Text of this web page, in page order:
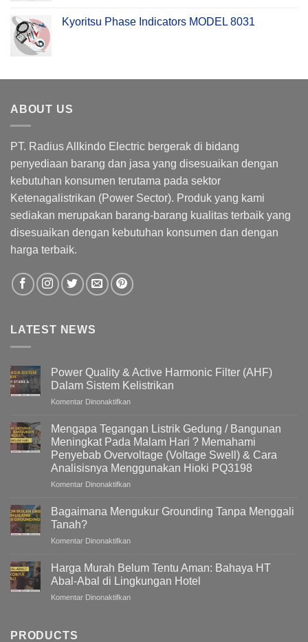
Kyoritsu Phase Indicators MODEL 8031
ABOUT US
PT. Radius Allkindo Electric bergerak di bidang
penyediaan barang dan jasa yang disesuaikan dengan
kebutuhan konsumen terutama pada sektor
Ketenagalistrikan (Power Sector). Produk yang kami
sediakan merupakan barang-barang kualitas terbaik yang
disesuaikan dengan kebutuhan konsumen dan dengan
harga terbaik.
LATEST NEWS
Power Quality & Active Harmonic Filter (AHF)
Dalam Sistem Kelistrikan
Komentar Dinonaktifkanpada
Quality
&
Active
Harmonic
Filter
(AHF)
Sistem
Kelistrikan
Mengapa Tegangan Listrik Gedung / Bangunan
Meningkat Pada Malam Hari ? Memahami
Penyebab Overvoltage (Voltage Swell) & Cara
Analisisnya Menggunakan Hioki PQ3198
Komentar Dinonaktifkanpada
Tegangan
Listrik
/
Meningkat
Pada
Malam
Hari
Bagaimana Mengukur Grounding Tanpa Menggali
Tanah?
Komentar Dinonaktifkanpada
Mengukur
Grounding
Tanpa
Menggali
Harga Murah Belum Tentu Aman: Bahaya HT
Abal-Abal di Lingkungan Hotel
Komentar Dinonaktifkanpada
PRODUCTS